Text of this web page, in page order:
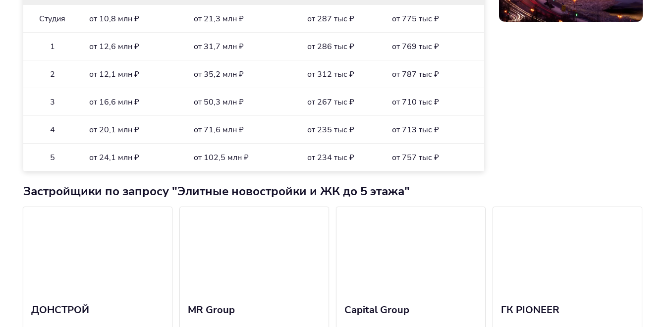
Студия от 10,8 млн ₽ от 21,3 млн ₽ от 287 тыс ₽ от 775 тыс ₽
1 от 12,6 млн ₽ от 31,7 млн ₽ от 286 тыс ₽ от 769 тыс ₽
2 от 12,1 млн ₽ от 35,2 млн ₽ от 312 тыс ₽ от 787 тыс ₽
3 от 16,6 млн ₽ от 50,3 млн ₽ от 267 тыс ₽ от 710 тыс ₽
4 от 20,1 млн ₽ от 71,6 млн ₽ от 235 тыс ₽ от 713 тыс ₽
5 от 24,1 млн ₽ от 102,5 млн ₽ от 234 тыс ₽ от 757 тыс ₽
Застройщики по запросу "Элитные новостройки и ЖК до 5 этажа"
ДОНСТРОЙ MR Group Capital Group ГК PIONEER